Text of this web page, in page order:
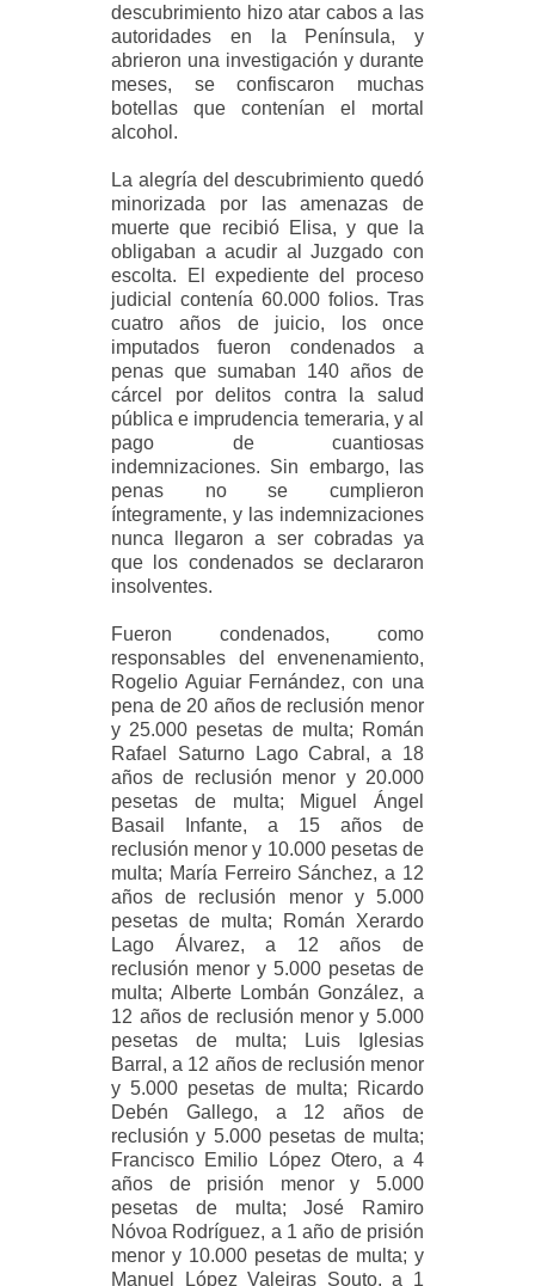
descubrimiento hizo atar cabos a las
autoridades en la Península, y
abrieron una investigación y durante
meses, se confiscaron muchas
botellas que contenían el mortal
alcohol.
La alegría del descubrimiento quedó
minorizada por las amenazas de
muerte que recibió Elisa, y que la
obligaban a acudir al Juzgado con
escolta. El expediente del proceso
judicial contenía 60.000 folios. Tras
cuatro años de juicio, los once
imputados fueron condenados a
penas que sumaban 140 años de
cárcel por delitos contra la salud
pública e imprudencia temeraria, y al
pago de cuantiosas
indemnizaciones. Sin embargo, las
penas no se cumplieron
íntegramente, y las indemnizaciones
nunca llegaron a ser cobradas ya
que los condenados se declararon
insolventes.
Fueron condenados, como
responsables del envenenamiento,
Rogelio Aguiar Fernández, con una
pena de 20 años de reclusión menor
y 25.000 pesetas de multa; Román
Rafael Saturno Lago Cabral, a 18
años de reclusión menor y 20.000
pesetas de multa; Miguel Ángel
Basail Infante, a 15 años de
reclusión menor y 10.000 pesetas de
multa; María Ferreiro Sánchez, a 12
años de reclusión menor y 5.000
pesetas de multa; Román Xerardo
Lago Álvarez, a 12 años de
reclusión menor y 5.000 pesetas de
multa; Alberte Lombán González, a
12 años de reclusión menor y 5.000
pesetas de multa; Luis Iglesias
Barral, a 12 años de reclusión menor
y 5.000 pesetas de multa; Ricardo
Debén Gallego, a 12 años de
reclusión y 5.000 pesetas de multa;
Francisco Emilio López Otero, a 4
años de prisión menor y 5.000
pesetas de multa; José Ramiro
Nóvoa Rodríguez, a 1 año de prisión
menor y 10.000 pesetas de multa; y
Manuel López Valeiras Souto, a 1